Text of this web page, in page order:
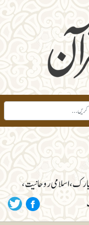
اسلامی روحانیت،